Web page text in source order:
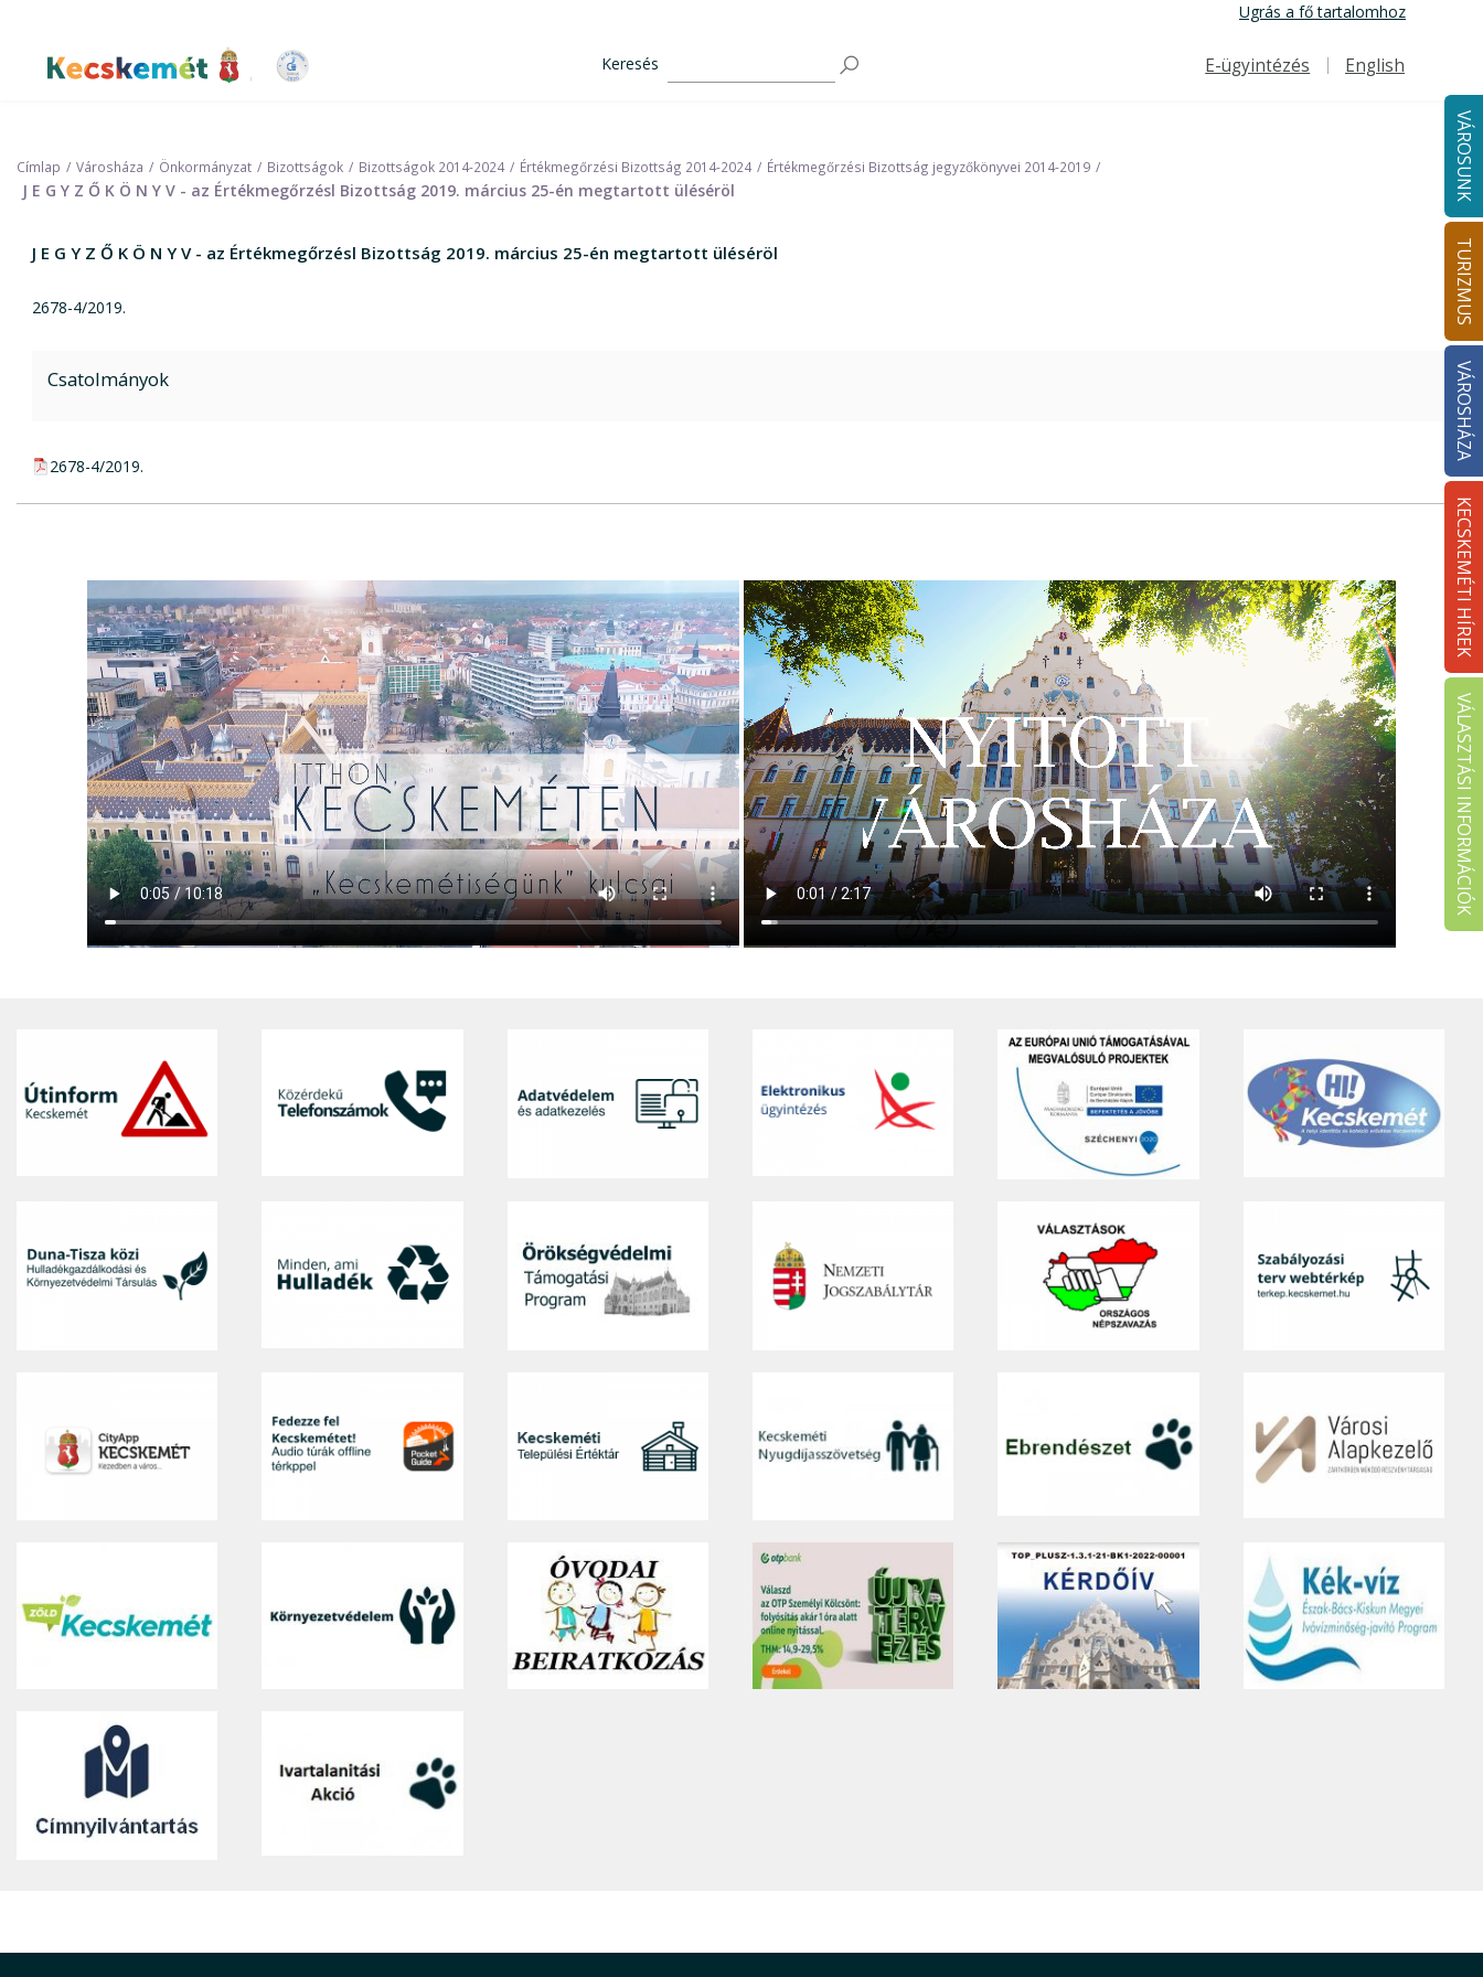
tartalomra
Ugrás a fő tartalomhoz
Kecskemét Város Honlapja
Keresés
Felső navigáció
E-ügyintézés English
VÁROSUNK
TURIZMUS
VÁROSHÁZA
KECSKEMÉTI HÍREK
VÁLASZTÁSI INFORMÁCIÓK
Címlap Városháza Önkormányzat Bizottságok Bizottságok 2014-2024 Értékmegőrzési Bizottság 2014-2024 Értékmegőrzési Bizottság jegyzőkönyvei 2014-2019
J E G Y Z Ő K Ö N Y V - az Értékmegőrzésl Bizottság 2019. március 25-én megtartott üléséröl
J E G Y Z Ő K Ö N Y V - az Értékmegőrzésl Bizottság 2019. március 25-én megtartott üléséröl
2678-4/2019.
Csatolmányok
pdf csatolmány:
2678-4/2019.